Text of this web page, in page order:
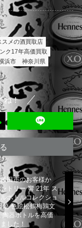
スメの酒買取店
ク17年高価買取
浜市
神奈川県
ね！
田市のお客様か
トリー 響 21年 ス
ボトルコレクショ
焼 色絵松鶴梅鶉文
陶器ボトルを高価
した！